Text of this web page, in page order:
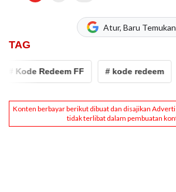
Atur, Baru Temukan
TAG
Kode Redeem FF # kode redeem